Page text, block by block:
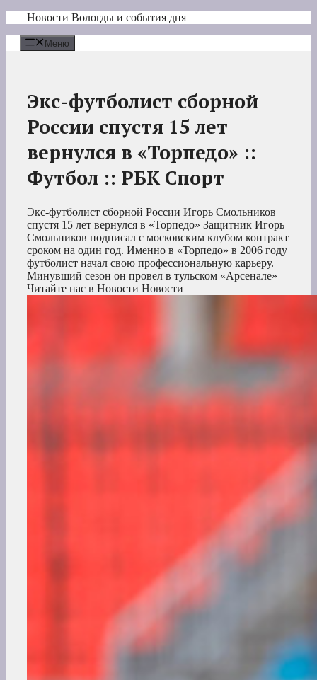
Перейти
содержимому
Новости Вологды и события дня
Меню
Экс-футболист сборной
России спустя 15 лет
вернулся в «Торпедо» ::
Футбол :: РБК Спорт
Экс-футболист сборной России Игорь Смольников
спустя 15 лет вернулся в «Торпедо» Защитник Игорь
Смольников подписал с московским клубом контракт
сроком на один год. Именно в «Торпедо» в 2006 году
футболист начал свою профессиональную карьеру.
Минувший сезон он провел в тульском «Арсенале»
Читайте нас в Новости Новости